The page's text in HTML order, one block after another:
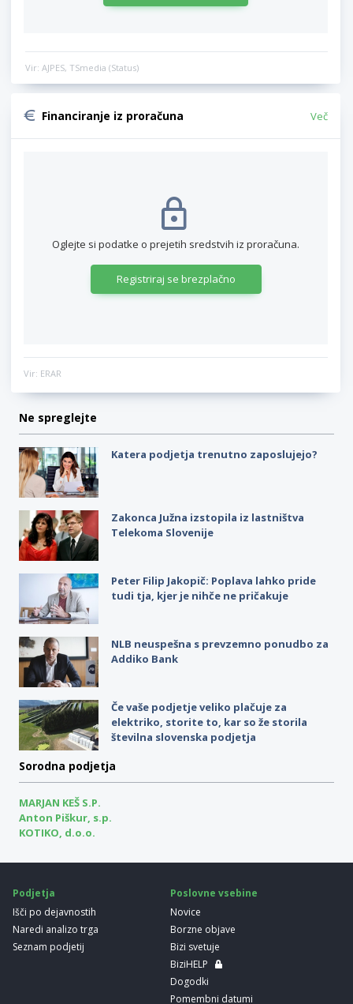
Vir: AJPES, TSmedia (Status)
Financiranje iz proračuna Več
Oglejte si podatke o prejetih sredstvih iz proračuna.
Registriraj se brezplačno
Vir: ERAR
Ne spreglejte
Katera podjetja trenutno zaposlujejo?
Zakonca Južna izstopila iz lastništva
Telekoma Slovenije
Peter Filip Jakopič: Poplava lahko pride
tudi tja, kjer je nihče ne pričakuje
NLB neuspešna s prevzemno ponudbo za
Addiko Bank
Če vaše podjetje veliko plačuje za
elektriko, storite to, kar so že storila
številna slovenska podjetja
Sorodna podjetja
MARJAN KEŠ S.P.
Anton Piškur, s.p.
KOTIKO, d.o.o.
Podjetja
Išči po dejavnostih
Naredi analizo trga
Seznam podjetij
Poslovne vsebine
Novice
Borzne objave
Bizi svetuje
BiziHELP
Dogodki
Pomembni datumi